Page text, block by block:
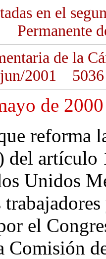
en el
Permanente
de
2001
de 2000
reforma
del artículo
Unidos
el
Comisión